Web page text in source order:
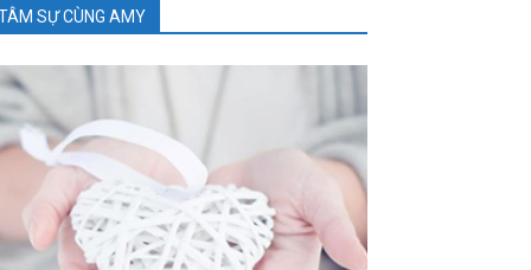
SỰ CÙNG AMY